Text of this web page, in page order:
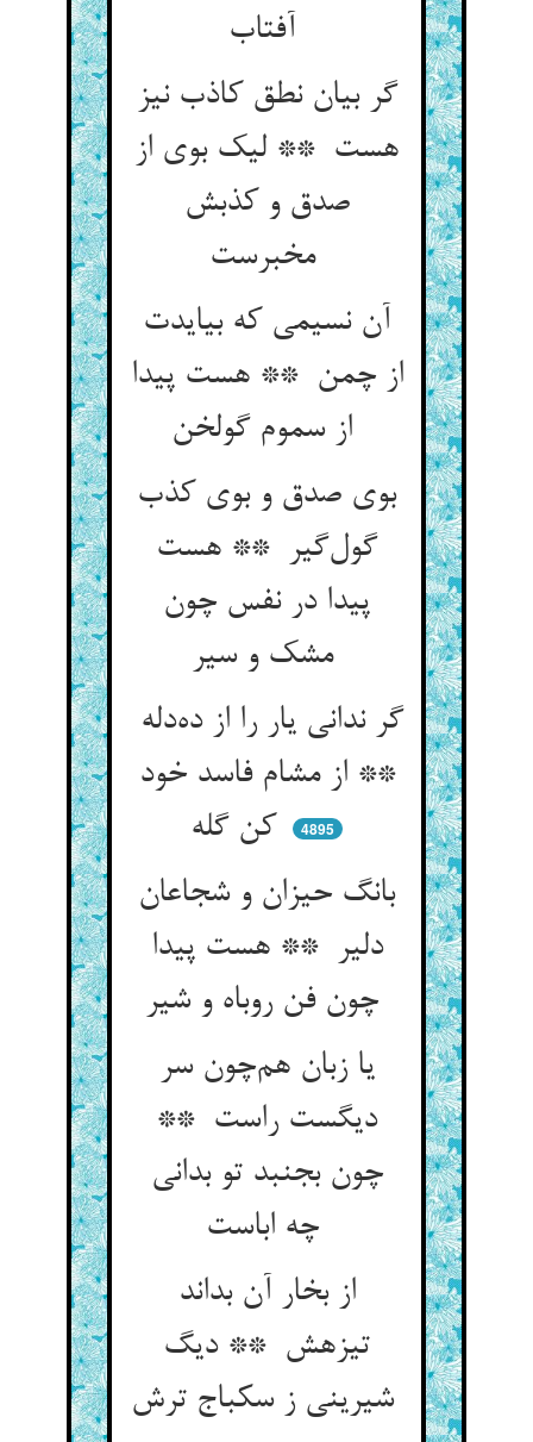
گر بیان نطق کاذب نیز
هست ** لیک بوی از
صدق و کذبش
مخبرست
آن نسیمی که بیایدت
از چمن ** هست پیدا
بوی صدق و بوی کذب
گول‌گیر ** هست
پیدا در نفس چون
مشک و سیر
گر ندانی یار را از ده‌دله
** از مشام فاسد خود
4895
بانگ حیزان و شجاعان
دلیر ** هست پیدا
یا زبان هم‌چون سر
دیگست راست **
چون بجنبد تو بدانی
چه اباست
از بخار آن بداند
تیزهش ** دیگ
شیرینی ز سکباج ترش